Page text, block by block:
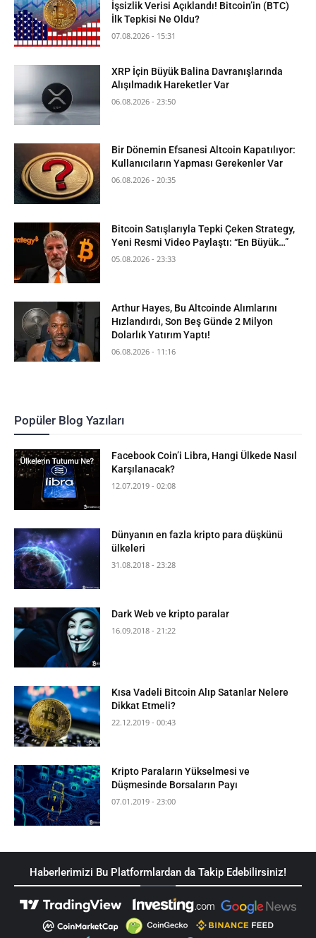
İşsizlik Verisi Açıklandı! Bitcoin’in (BTC)
İlk Tepkisi Ne Oldu?
07.08.2026 - 15:31
XRP İçin Büyük Balina Davranışlarında
Alışılmadık Hareketler Var
06.08.2026 - 23:50
Bir Dönemin Efsanesi Altcoin Kapatılıyor:
Kullanıcıların Yapması Gerekenler Var
06.08.2026 - 20:35
Bitcoin Satışlarıyla Tepki Çeken Strategy,
Yeni Resmi Video Paylaştı: “En Büyük…”
05.08.2026 - 23:33
Arthur Hayes, Bu Altcoinde Alımlarını
Hızlandırdı, Son Beş Günde 2 Milyon
Dolarlık Yatırım Yaptı!
06.08.2026 - 11:16
Popüler Blog Yazıları
Facebook Coin’i Libra, Hangi Ülkede Nasıl
Karşılanacak?
12.07.2019 - 02:08
Dünyanın en fazla kripto para düşkünü
ülkeleri
31.08.2018 - 23:28
Dark Web ve kripto paralar
16.09.2018 - 21:22
Kısa Vadeli Bitcoin Alıp Satanlar Nelere
Dikkat Etmeli?
22.12.2019 - 00:43
Kripto Paraların Yükselmesi ve
Düşmesinde Borsaların Payı
07.01.2019 - 23:00
Haberlerimizi Bu Platformlardan da Takip Edebilirsiniz!